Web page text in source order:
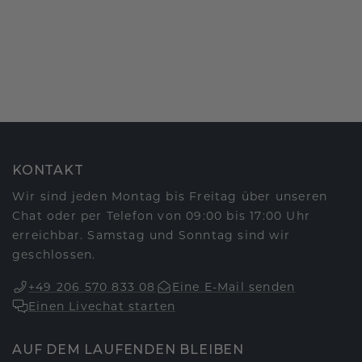
KONTAKT
Wir sind jeden Montag bis Freitag über unseren
Chat oder per Telefon von 09:00 bis 17:00 Uhr
erreichbar. Samstag und Sonntag sind wir
geschlossen.
+49 206 570 833 08
Eine E-Mail senden
Einen Livechat starten
AUF DEM LAUFENDEN BLEIBEN